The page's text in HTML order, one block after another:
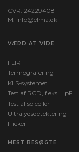
CVR: 24229408
M: info@elma.dk
VÆRD AT VIDE
FLIR
Termografering
KLS-systemet
Test af RCD, f.eks. HpFI
Test af solceller
Ultralydsdetektering
Flicker
MEST BESØGTE